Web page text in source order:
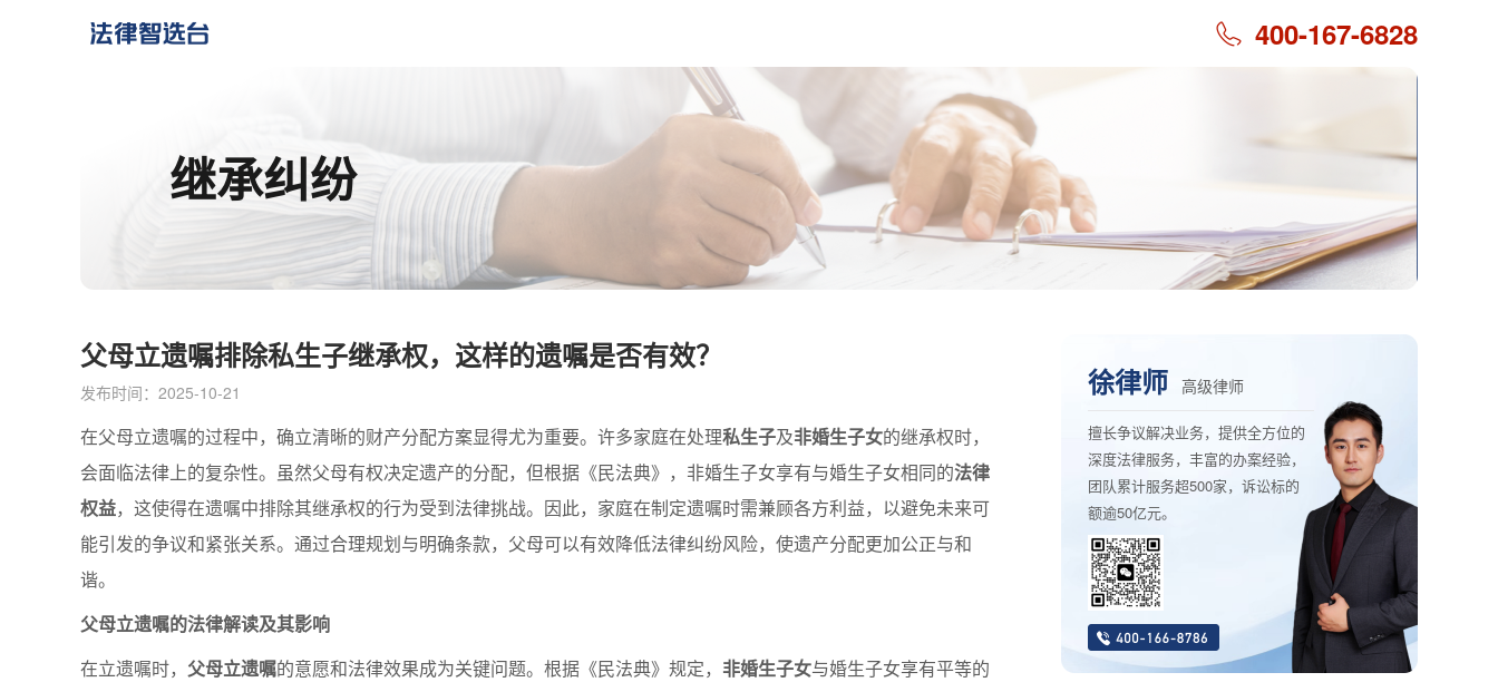
400-167-6828
继承纠纷
父母立遗嘱排除私生子继承权，这样的遗嘱是否有效？
发布时间：2025-10-21
在父母立遗嘱的过程中，确立清晰的财产分配方案显得尤为重要。许多家庭在处理私生子及非婚生子女的继承权时，
会面临法律上的复杂性。虽然父母有权决定遗产的分配，但根据《民法典》，非婚生子女享有与婚生子女相同的法律
权益，这使得在遗嘱中排除其继承权的行为受到法律挑战。因此，家庭在制定遗嘱时需兼顾各方利益，以避免未来可
能引发的争议和紧张关系。通过合理规划与明确条款，父母可以有效降低法律纠纷风险，使遗产分配更加公正与和
谐。
父母立遗嘱的法律解读及其影响
在立遗嘱时， 父母立遗嘱的意愿和法律效果成为关键问题。根据《民法典》规定， 非婚生子女与婚生子女享有平等的
徐律师 高级律师
擅长争议解决业务，提供全方位的
深度法律服务，丰富的办案经验，
团队累计服务超500家，诉讼标的
额逾50亿元。